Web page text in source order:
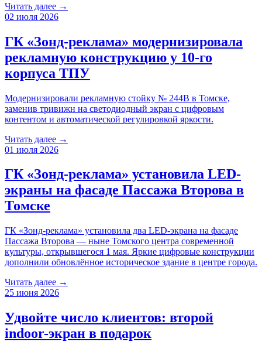
Читать далее →
02 июля 2026
ГК «Зонд-реклама» модернизировала
рекламную конструкцию у 10-го
корпуса ТПУ
Модернизировали рекламную стойку № 244B в Томске,
заменив тривижн на светодиодный экран с цифровым
контентом и автоматической регулировкой яркости.
Читать далее →
01 июля 2026
ГК «Зонд-реклама» установила LED-
экраны на фасаде Пассажа Второва в
Томске
ГК «Зонд-реклама» установила два LED-экрана на фасаде
Пассажа Второва — ныне Томского центра современной
культуры, открывшегося 1 мая. Яркие цифровые конструкции
дополнили обновлённое историческое здание в центре города.
Читать далее →
25 июня 2026
Удвойте число клиентов: второй
indoor-экран в подарок